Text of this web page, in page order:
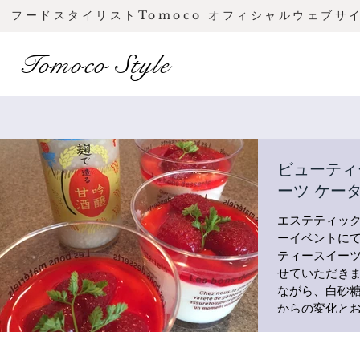
フードスタイリストTomoco オフィシャルウェブサ
Tomoco Style
ビューテ
ーツ ケー
エステティッ
ーイベントに
ティースイー
せていただき
ながら、白砂
からの変化と